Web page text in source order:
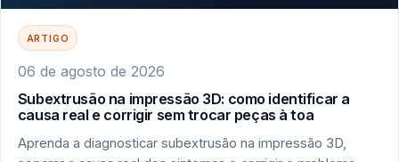
ARTIGO
06 de agosto de 2026
Subextrusão na impressão 3D: como identificar a
causa real e corrigir sem trocar peças à toa
Aprenda a diagnosticar subextrusão na impressão 3D,